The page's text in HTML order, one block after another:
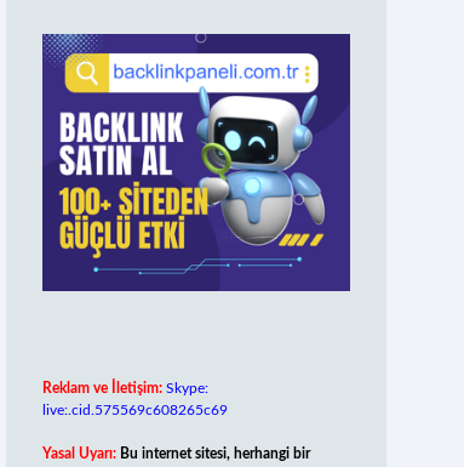
Reklam ve İletişim: Skype:
live:.cid.575569c608265c69
Yasal Uyarı: Bu internet sitesi, herhangi bir